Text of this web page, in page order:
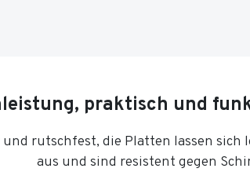
praktisch und
rutschfest, die Platten lassen
aus und sind resistent gegen